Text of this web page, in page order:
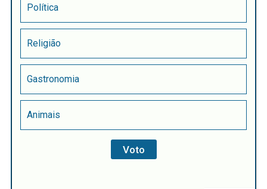
Política
Religião
Gastronomia
Animais